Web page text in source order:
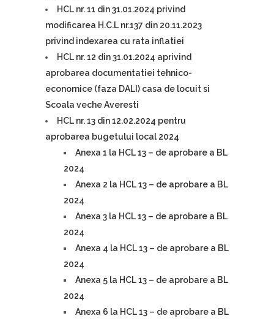
HCL nr. 11 din 31.01.2024 privind
modificarea H.C.L nr.137 din 20.11.2023
privind indexarea cu rata inflatiei
HCL nr. 12 din 31.01.2024 aprivind
aprobarea documentatiei tehnico-
economice (faza DALI) casa de locuit si
Scoala veche Averesti
HCL nr. 13 din 12.02.2024 pentru
aprobarea bugetului local 2024
Anexa 1 la HCL 13 – de aprobare a BL
2024
Anexa 2 la HCL 13 – de aprobare a BL
2024
Anexa 3 la HCL 13 – de aprobare a BL
2024
Anexa 4 la HCL 13 – de aprobare a BL
2024
Anexa 5 la HCL 13 – de aprobare a BL
2024
Anexa 6 la HCL 13 – de aprobare a BL